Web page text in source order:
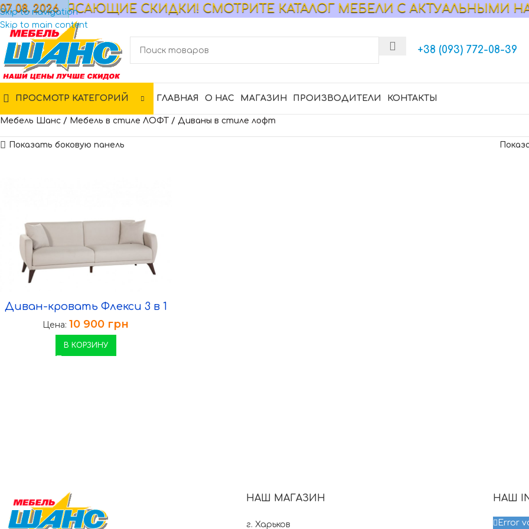
Skip to navigation
Skip to main content
+38 (093) 772-08-39
ПРОСМОТР КАТЕГОРИЙ ГЛАВНАЯ О НАС МАГАЗИН ПРОИЗВОДИТЕЛИ КОНТАКТЫ
Мебель Шанс / Мебель в стиле ЛОФТ / Диваны в стиле лофт
Показать боковую панель
Диван-кровать Флекси 3 в 1
Цена:10 900 грн
В КОРЗИНУ
НАШ МАГАЗИН
г. Харьков
НАШ
Error
07. 08. 2026
ПОТРЯСАЮЩИЕ СКИДКИ! СМОТРИТЕ КАТАЛОГ МЕБЕЛИ С АКТУАЛЬНЫМИ НА